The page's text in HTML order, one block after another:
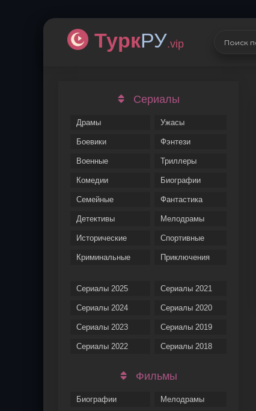
ТуркРУ.vip
Сериалы
Драмы
Боевики
Военные
Комедии
Семейные
Детективы
Исторические
Криминальные
Ужасы
Фэнтези
Триллеры
Биографии
Фантастика
Мелодрамы
Спортивные
Приключения
Сериалы 2025
Сериалы 2024
Сериалы 2023
Сериалы 2022
Сериалы 2021
Сериалы 2020
Сериалы 2019
Сериалы 2018
Фильмы
Биографии Мелодрамы